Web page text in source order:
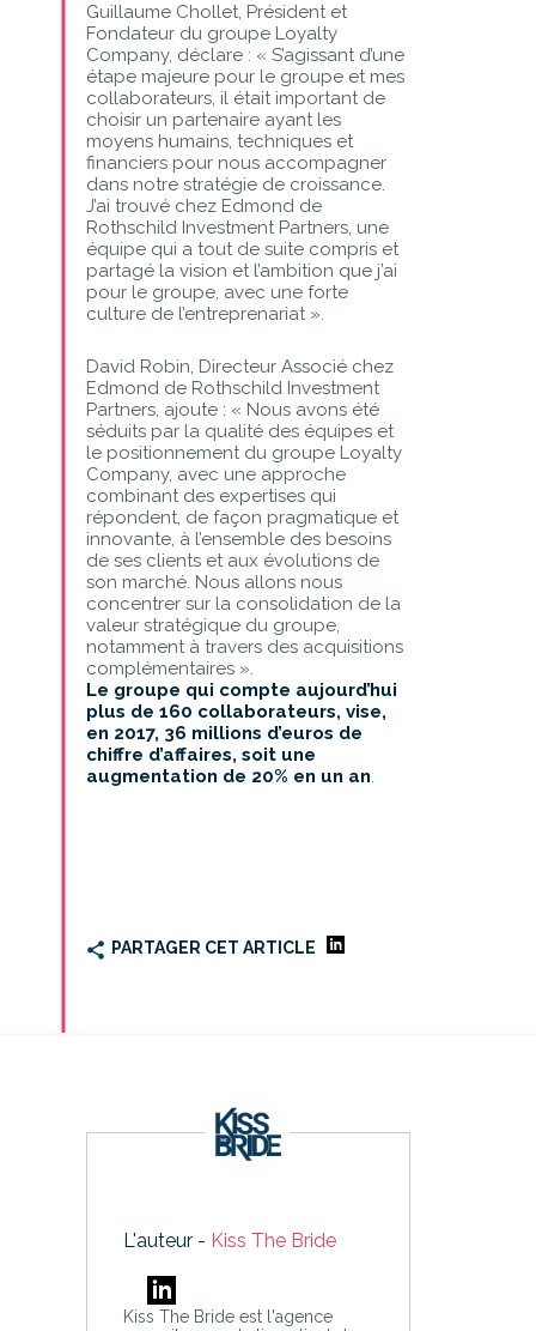
Guillaume Chollet, Président et
Fondateur du groupe Loyalty
Company, déclare : « S’agissant d’une
étape majeure pour le groupe et mes
collaborateurs, il était important de
choisir un partenaire ayant les
moyens humains, techniques et
financiers pour nous accompagner
dans notre stratégie de croissance.
J’ai trouvé chez Edmond de
Rothschild Investment Partners, une
équipe qui a tout de suite compris et
partagé la vision et l’ambition que j’ai
pour le groupe, avec une forte
culture de l’entreprenariat ».
David Robin, Directeur Associé chez
Edmond de Rothschild Investment
Partners, ajoute : « Nous avons été
séduits par la qualité des équipes et
le positionnement du groupe Loyalty
Company, avec une approche
combinant des expertises qui
répondent, de façon pragmatique et
innovante, à l’ensemble des besoins
de ses clients et aux évolutions de
son marché. Nous allons nous
concentrer sur la consolidation de la
valeur stratégique du groupe,
notamment à travers des acquisitions
complémentaires ».
Le groupe qui compte aujourd’hui
plus de 160 collaborateurs, vise,
en 2017, 36 millions d’euros de
chiffre d’affaires, soit une
augmentation de 20% en un an.
PARTAGER CET ARTICLE
L'auteur - Kiss The Bride
Kiss The Bride est l'agence